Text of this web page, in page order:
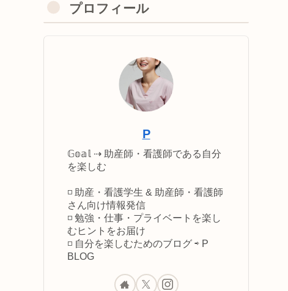
プロフィール
P
𝔾𝕠𝕒𝕝 ⇢ 助産師・看護師である自分
を楽しむ
◽️ 助産・看護学生 & 助産師・看護師
さん向け情報発信
◽️ 勉強・仕事・プライベートを楽し
むヒントをお届け
◽️ 自分を楽しむためのブログ ⇨ P
BLOG